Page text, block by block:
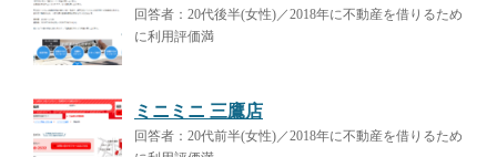
回答者：20代後半(女性)／2018年に不動産を借りるため
に利用評価満
ミニミニ 三鷹店
回答者：20代前半(女性)／2018年に不動産を借りるため